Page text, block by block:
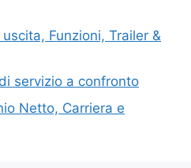
Funzioni, Trailer &
servizio a confronto
Netto, Carriera e